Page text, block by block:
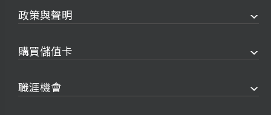
政策與聲明
購買儲值卡
職涯機會